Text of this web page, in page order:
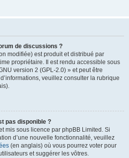
de discussions ?
modifiée) est produit et distribué par
propriétaire. Il est rendu accessible sous
version 2 (GPL-2.0) » et peut être
veuillez consulter la rubrique
pas disponible ?
mis sous licence par phpBB Limited. Si
d’une nouvelle fonctionnalité, veuillez
(en anglais) où vous pourrez voter pour
et suggérer les vôtres.